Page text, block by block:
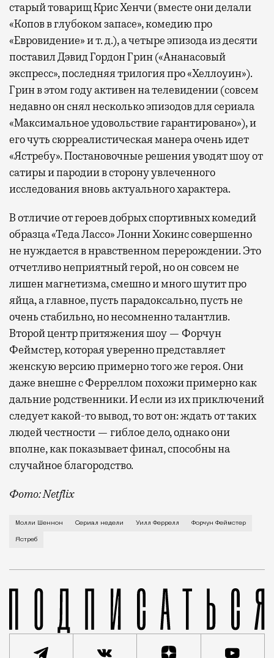
старый товарищ Крис Хенчи (вместе они делали
«Копов в глубоком запасе», комедию про
«Евровидение» и т. д.), а четыре эпизода из десяти
поставил Дэвид Гордон Грин («Ананасовый
экспресс», последняя трилогия про «Хеллоуин»).
Грин в этом году активен на телевидении (совсем
недавно он снял несколько эпизодов для сериала
«Максимальное удовольствие гарантировано»), и
его чуть сюрреалистическая манера очень идет
«Ястребу». Постановочные решения уводят шоу от
сатиры и пародии в сторону увлеченного
исследования вновь актуального характера.
В отличие от героев добрых спортивных комедий
образца «Теда Лассо» Лонни Хокинс совершенно
не нуждается в нравственном перерождении. Это
отчетливо неприятный герой, но он совсем не
лишен магнетизма, смешно и много шутит про
яйца, а главное, пусть парадоксально, пусть не
очень стабильно, но несомненно талантлив.
Второй центр притяжения шоу — Форчун
Феймстер, которая уверенно представляет
женскую версию примерно того же героя. Они
даже внешне с Ферреллом похожи примерно как
дальние родственники. И если из их приключений
следует какой-то вывод, то вот он: ждать от таких
людей честности — гиблое дело, однако они
вполне, как показывает финал, способны на
случайное благородство.
Фото: Netflix
Когда-то Лонни Хокинс (Уилл Феррелл) был
Молли Шеннон Сериал недели Уилл Феррелл Форчун Феймстер
Ястреб